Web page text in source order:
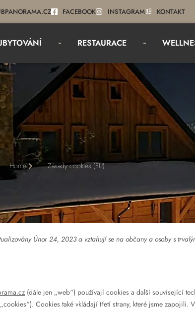
FACEBOOK INSTAGRAM KONTAKT
RESTAURACE
Home Zásady cookies (EU)
Únor 24, 2023 a vztahují se na občany a osoby s
(dále jen „web“) používají cookies a další související
Cookies také vkládají třetí strany, které jsme zapojili.